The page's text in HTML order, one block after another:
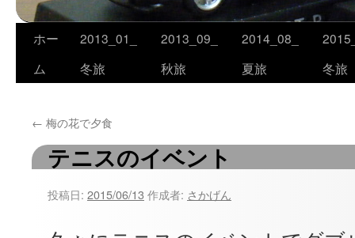
コ
ン
ツ
ホー
ム
2013_01_
冬旅
2013_09_
秋旅
2014_08_
夏旅
冬旅
← 梅の花で夕食
テニスのイベント
投稿日: 2015/06/13 作成者: さかげん